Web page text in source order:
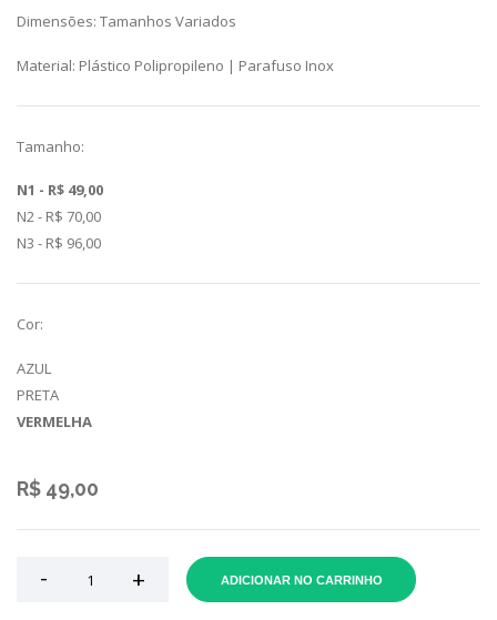
Dimensões: Tamanhos Variados
Material: Plástico Polipropileno | Parafuso Inox
Tamanho:
N1 - R$ 49,00
N2 - R$ 70,00
N3 - R$ 96,00
Cor:
AZUL
PRETA
VERMELHA
R$ 49,00
ADICIONAR NO CARRINHO